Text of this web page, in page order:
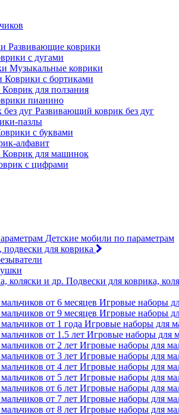
Развивающие коврики
с дугами
Музыкальные коврики
Коврики с бортиками
Коврик для ползания
пианино
Развивающий коврик без дуг
пазлы
с буквами
алфавит
Коврик для машинок
с цифрами
Детские мобили по параметрам
для коврика
Подвески для коврика,
Игровые наборы
Игровые наборы
Игровые наборы для
Игровые наборы для
Игровые наборы для
Игровые наборы для
Игровые наборы для
Игровые наборы для
Игровые наборы для
Игровые наборы для
Игровые наборы для